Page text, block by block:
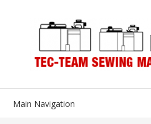
Main Navigation